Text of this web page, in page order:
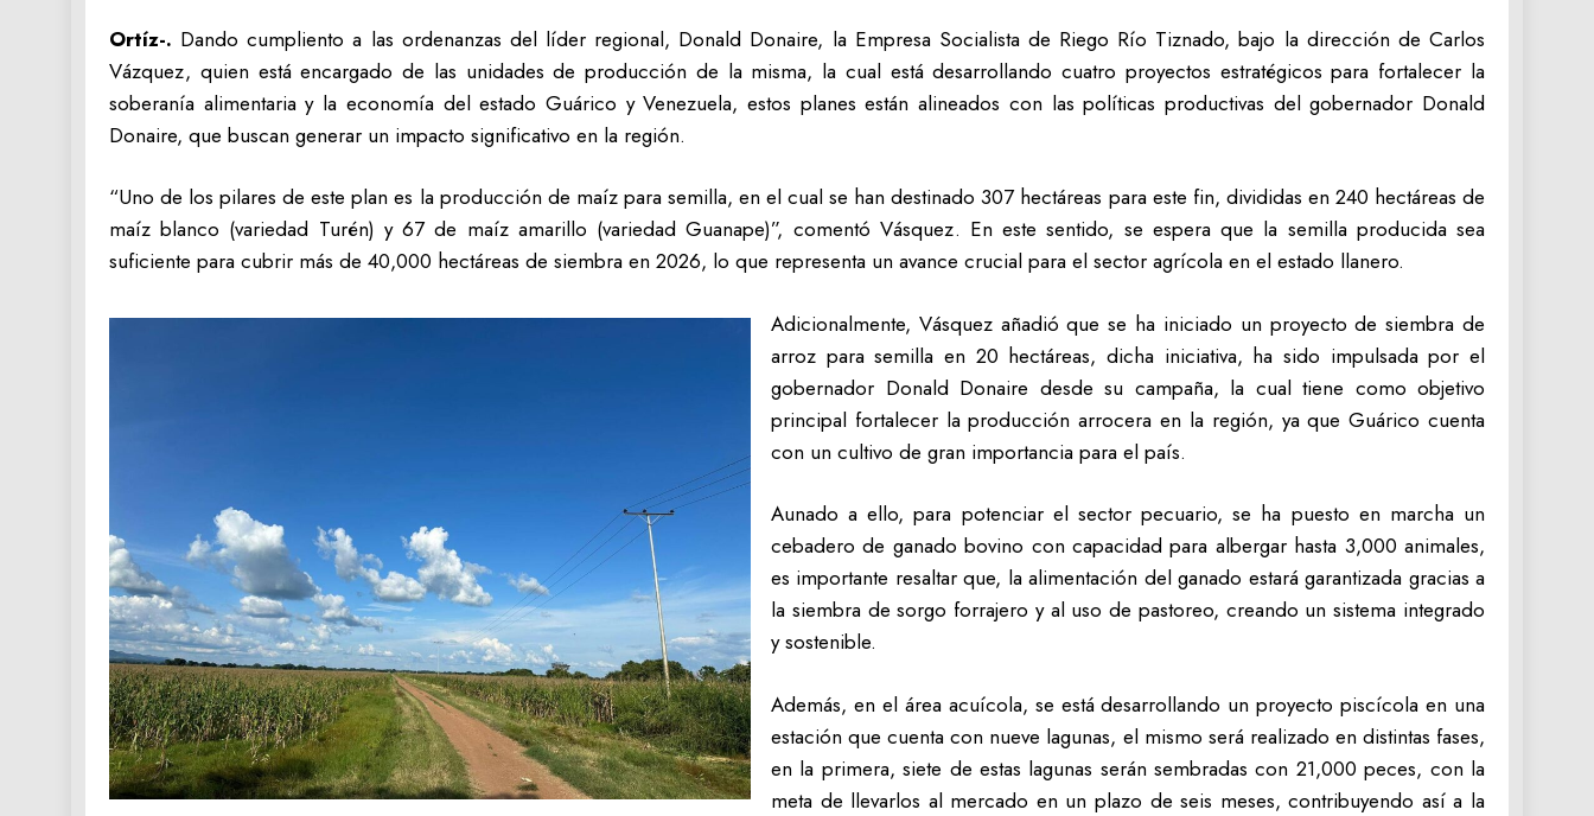
Ortíz-. Dando cumpliento a las ordenanzas del líder regional, Donald Donaire, la Empresa Socialista de Riego Río Tiznado, bajo la dirección de Carlos
Vázquez, quien está encargado de las unidades de producción de la misma, la cual está desarrollando cuatro proyectos estratégicos para fortalecer la
soberanía alimentaria y la economía del estado Guárico y Venezuela, estos planes están alineados con las políticas productivas del gobernador Donald
Donaire, que buscan generar un impacto significativo en la región.
“Uno de los pilares de este plan es la producción de maíz para semilla, en el cual se han destinado 307 hectáreas para este fin, divididas en 240 hectáreas de
maíz blanco (variedad Turén) y 67 de maíz amarillo (variedad Guanape)”, comentó Vásquez. En este sentido, se espera que la semilla producida sea
suficiente para cubrir más de 40,000 hectáreas de siembra en 2026, lo que representa un avance crucial para el sector agrícola en el estado llanero.
Adicionalmente, Vásquez añadió que se ha iniciado un proyecto de siembra de
arroz para semilla en 20 hectáreas, dicha iniciativa, ha sido impulsada por el
gobernador Donald Donaire desde su campaña, la cual tiene como objetivo
principal fortalecer la producción arrocera en la región, ya que Guárico cuenta
con un cultivo de gran importancia para el país.
Aunado a ello, para potenciar el sector pecuario, se ha puesto en marcha un
cebadero de ganado bovino con capacidad para albergar hasta 3,000 animales,
es importante resaltar que, la alimentación del ganado estará garantizada gracias a
la siembra de sorgo forrajero y al uso de pastoreo, creando un sistema integrado
y sostenible.
Además, en el área acuícola, se está desarrollando un proyecto piscícola en una
estación que cuenta con nueve lagunas, el mismo será realizado en distintas fases,
en la primera, siete de estas lagunas serán sembradas con 21,000 peces, con la
meta de llevarlos al mercado en un plazo de seis meses, contribuyendo así a la